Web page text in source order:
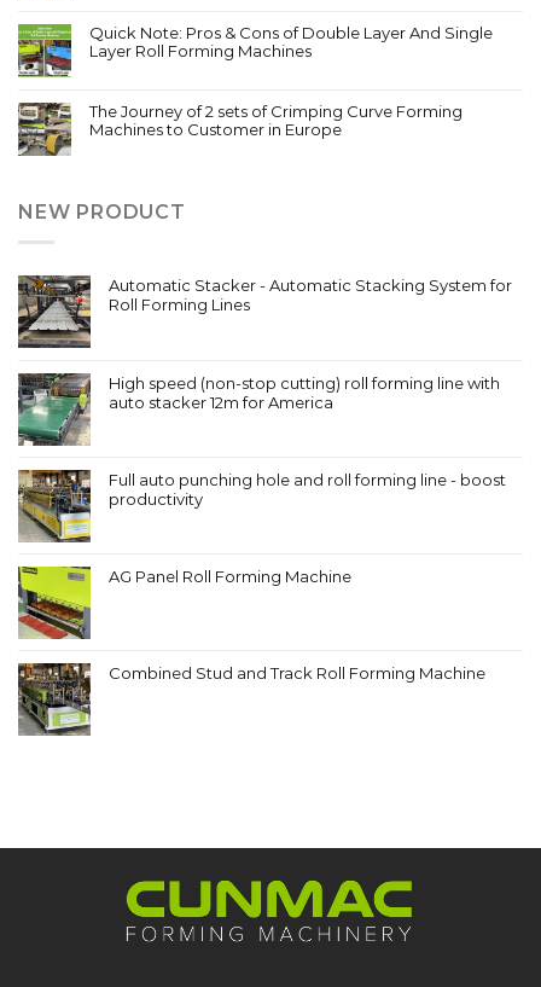
Quick Note: Pros & Cons of Double Layer And Single
Layer Roll Forming Machines
The Journey of 2 sets of Crimping Curve Forming
Machines to Customer in Europe
NEW PRODUCT
Automatic Stacker - Automatic Stacking System for
Roll Forming Lines
High speed (non-stop cutting) roll forming line with
auto stacker 12m for America
Full auto punching hole and roll forming line - boost
productivity
AG Panel Roll Forming Machine
Combined Stud and Track Roll Forming Machine